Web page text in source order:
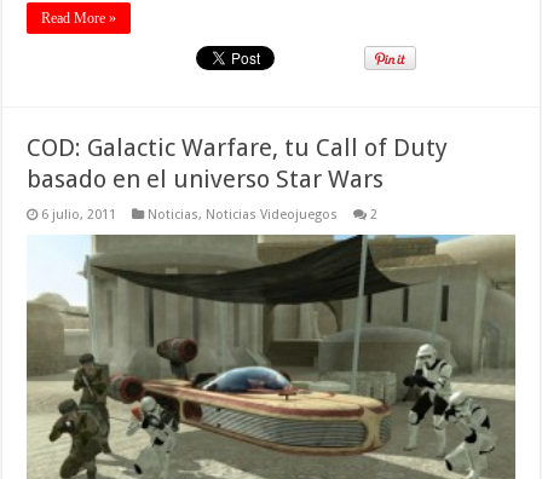
Read More »
COD: Galactic Warfare, tu Call of Duty
basado en el universo Star Wars
6 julio, 2011 Noticias, Noticias Videojuegos 2